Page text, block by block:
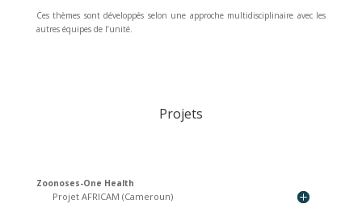
Ces thèmes sont développés selon une approche multidisciplinaire avec les
autres équipes de l’unité.
Projets
Zoonoses-One Health
Projet AFRICAM (Cameroun)